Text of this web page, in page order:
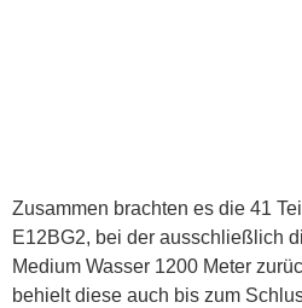
Zusammen brachten es die 41
E12BG2, bei der ausschließlich
Medium Wasser 1200 Meter
behielt diese auch bis zum